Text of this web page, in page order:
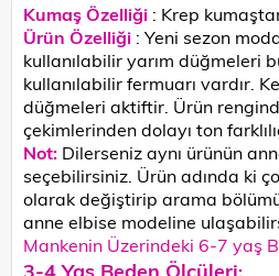
Kumaş Özelliği : Krep
Ürün Özelliği : Yeni sezon
kullanılabilir yarım düğmeleri
kullanılabilir fermuarı vardır.
düğmeleri aktiftir. Ürün
çekimlerinden dolayı ton
Not: Dilerseniz aynı ürünün
seçebilirsiniz. Ürün adında ki
olarak değiştirip arama
anne elbise modeline
Mankenin Üzerindeki 6-7 yaş
3-4 Yaş Beden Ölçüleri: